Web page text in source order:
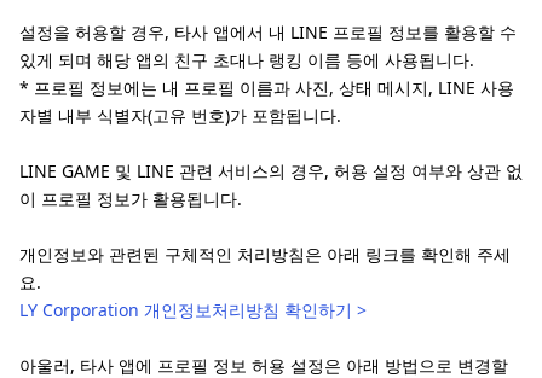
설정을 허용할 경우, 타사 앱에서 내 LINE 프로필 정보를 활용할 수
있게 되며 해당 앱의 친구 초대나 랭킹 이름 등에 사용됩니다.
* 프로필 정보에는 내 프로필 이름과 사진, 상태 메시지, LINE 사용
자별 내부 식별자(고유 번호)가 포함됩니다.
LINE GAME 및 LINE 관련 서비스의 경우, 허용 설정 여부와 상관 없
이 프로필 정보가 활용됩니다.
개인정보와 관련된 구체적인 처리방침은 아래 링크를 확인해 주세
요.
LY Corporation 개인정보처리방침 확인하기 >
아울러, 타사 앱에 프로필 정보 허용 설정은 아래 방법으로 변경할